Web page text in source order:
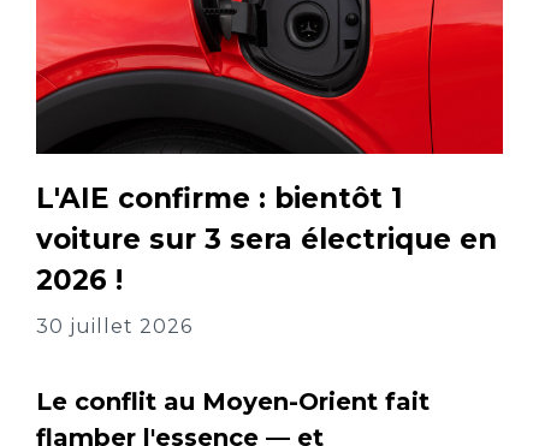
L'AIE confirme : bientôt 1
voiture sur 3 sera électrique en
2026 !
30 juillet 2026
Le conflit au Moyen-Orient fait
flamber l'essence — et